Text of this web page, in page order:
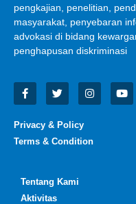
pengkajian, penelitian,
masyarakat, penyebaran
advokasi di bidang
penghapusan diskriminasi
Privacy & Policy
Terms & Condition
Tentang Kami
Aktivitas